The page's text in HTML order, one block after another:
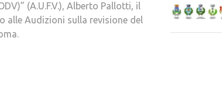
CAMERA
CON
(A.U.F.V.), Alberto Pallotti, il
alle Audizioni sulla revisione del